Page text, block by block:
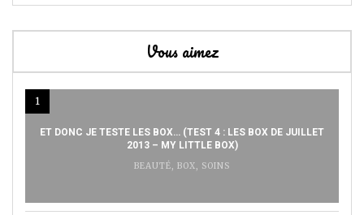
Vous aimez
1
ET DONC JE TESTE LES BOX… (TEST 4 : LES BOX DE JUILLET
2013 – MY LITTLE BOX)
BEAUTÉ BOX SOINS